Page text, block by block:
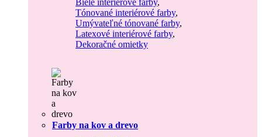
Biele interiérové farby,
Tónované interiérové farby,
Umývateľné tónované farby,
Latexové interiérové farby,
Dekoračné omietky
Farby na kov a drevo